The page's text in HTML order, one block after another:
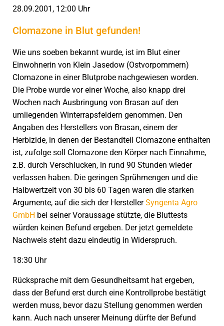
28.09.2001, 12:00 Uhr
Clomazone in Blut gefunden!
Wie uns soeben bekannt wurde, ist im Blut einer
Einwohnerin von Klein Jasedow (Ostvorpommern)
Clomazone in einer Blutprobe nachgewiesen worden.
Die Probe wurde vor einer Woche, also knapp drei
Wochen nach Ausbringung von Brasan auf den
umliegenden Winterrapsfeldern genommen. Den
Angaben des Herstellers von Brasan, einem der
Herbizide, in denen der Bestandteil Clomazone enthalten
ist, zufolge soll Clomazone den Körper nach Einnahme,
z.B. durch Verschlucken, in rund 90 Stunden wieder
verlassen haben. Die geringen Sprühmengen und die
Halbwertzeit von 30 bis 60 Tagen waren die starken
Argumente, auf die sich der HerstellerSyngenta Agro
GmbH bei seiner Voraussage stützte, die Bluttests
würden keinen Befund ergeben. Der jetzt gemeldete
Nachweis steht dazu eindeutig in Widerspruch.
18:30 Uhr
Rücksprache mit dem Gesundheitsamt hat ergeben,
dass der Befund erst durch eine Kontrollprobe bestätigt
werden muss, bevor dazu Stellung genommen werden
kann. Auch nach unserer Meinung dürfte der Befund